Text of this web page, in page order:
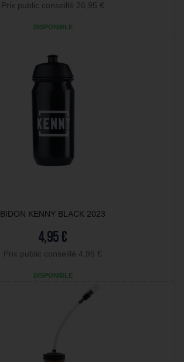
Prix public conseillé 26,95 €
DISPONIBLE
BIDON KENNY BLACK 2023
4,95 €
Prix public conseillé 4,95 €
DISPONIBLE